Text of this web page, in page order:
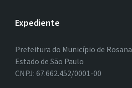
Expediente
Prefeitura do Município de Rosana
Estado de São Paulo
CNPJ: 67.662.452/0001-00